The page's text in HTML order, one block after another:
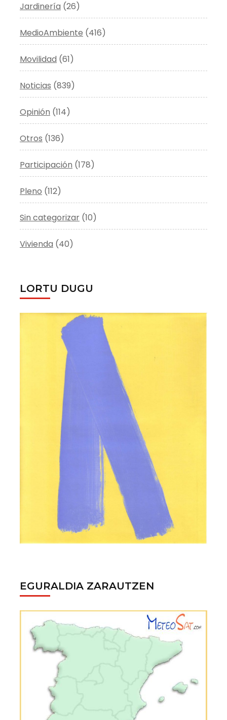
Jardinería (26)
MedioAmbiente (416)
Movilidad (61)
Noticias (839)
Opinión (114)
Otros (136)
Participación (178)
Pleno (112)
Sin categorizar (10)
Vivienda (40)
LORTU DUGU
EGURALDIA ZARAUTZEN